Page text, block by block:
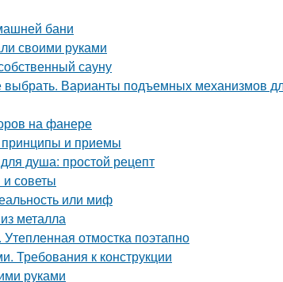
бани
своими руками
сауну
Варианты подъемных механизмов
на фанере
принципы и приемы
душа: простой рецепт
советы
или миф
металла
отмостка поэтапно
Требования к конструкции
руками